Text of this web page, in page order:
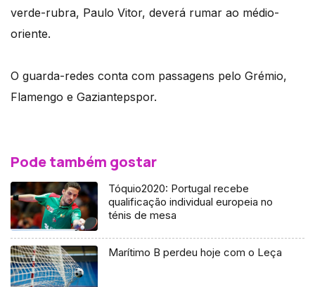
verde-rubra, Paulo Vitor, deverá rumar ao médio-
oriente.
O guarda-redes conta com passagens pelo Grémio,
Flamengo e Gaziantepspor.
Pode também gostar
Tóquio2020: Portugal recebe
qualificação individual europeia no
ténis de mesa
Marítimo B perdeu hoje com o Leça